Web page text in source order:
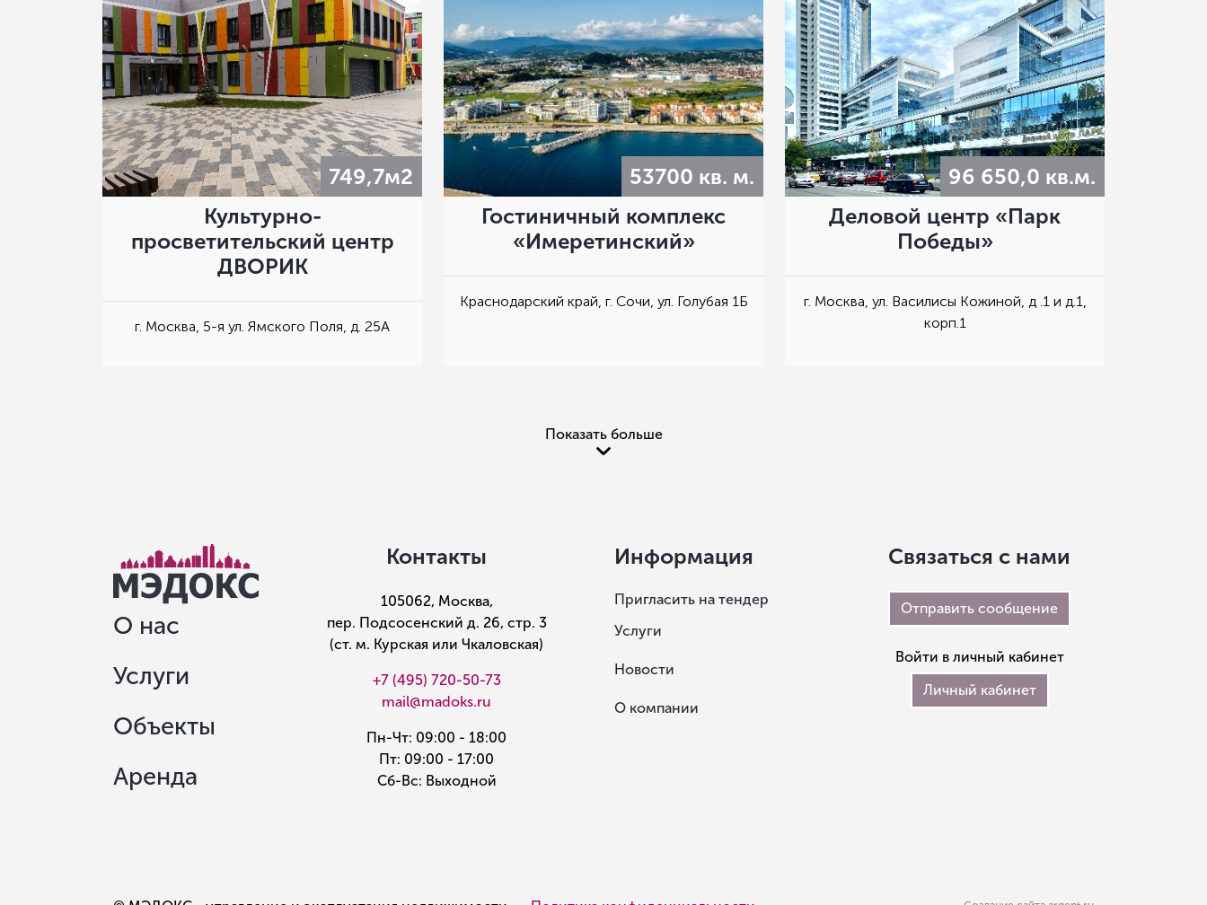
749,7м2
Культурно-
просветительский центр
ДВОРИК
г. Москва, 5-я ул. Ямского Поля, д. 25А
53700 кв. м.
Гостиничный комплекс
«Имеретинский»
Краснодарский край, г. Сочи, ул. Голубая 1Б
96 650,0 кв.м.
Деловой центр «Парк
Победы»
г. Москва, ул. Василисы Кожиной, д .1 и д.1,
корп.1
Показать больше
О нас
Услуги
Объекты
Аренда
Контакты
105062, Москва,
пер. Подсосенский д. 26, стр. 3
(ст. м. Курская или Чкаловская)
+7 (495) 720-50-73
mail@madoks.ru
Пн-Чт: 09:00 - 18:00
Пт: 09:00 - 17:00
Сб-Вс: Выходной
Информация
Пригласить на тендер
Услуги
Новости
О компании
Связаться с нами
Отправить сообщение
Войти в личный кабинет
Личный кабинет